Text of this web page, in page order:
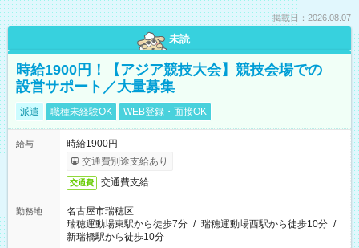
掲載日：2026.08.07
未読
時給1900円！【アジア競技大会】競技会場での
設営サポート／大量募集
派遣 職種未経験OK WEB登録・面接OK
給与
時給1900円
交通費別途支給あり
交通費 交通費支給
勤務地
名古屋市瑞穂区
瑞穂運動場東駅から徒歩7分 / 瑞穂運動場西駅から徒歩10分 /
新瑞橋駅から徒歩10分